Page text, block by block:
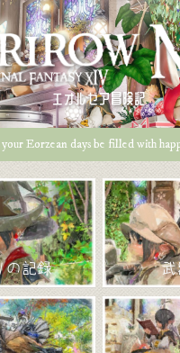
エオルゼア冒険記
Eorzean days be filled with
の記録